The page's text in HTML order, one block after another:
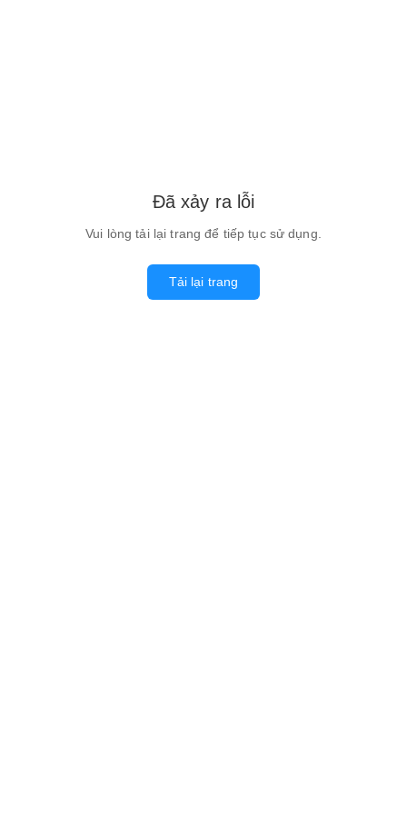
Đã xảy ra lỗi
Vui lòng tải lại trang để tiếp tục sử dụng.
Tải lại trang